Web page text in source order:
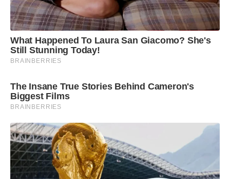
What Happened To Laura San Giacomo? She's
Still Stunning Today!
BRAINBERRIES
The Insane True Stories Behind Cameron's
Biggest Films
BRAINBERRIES